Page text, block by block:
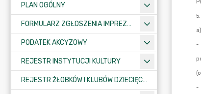
PLAN OGÓLNY
FORMULARZ ZGŁOSZENIA IMPREZY SPORTOWO-REKREACYJNEJ, ARTYSTYCZNEJ LUB ROZRYWKOWEJ
PODATEK AKCYZOWY
REJESTR INSTYTUCJI KULTURY
REJESTR ŻŁOBKÓW I KLUBÓW DZIECIĘCYCH